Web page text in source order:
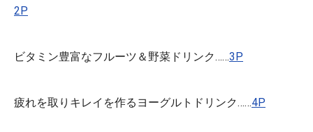
2P
ビタミン豊富なフルーツ＆野菜ドリンク……3P
疲れを取りキレイを作るヨーグルトドリンク……4P